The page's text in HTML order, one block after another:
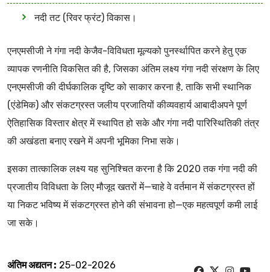
नदी तट (रिवर फ्रंट) विकास।
एनएमसीजी ने गंगा नदी केजैव-विविधता मूल्यको पुनर्स्थापित करने हेतु एक
व्यापक रणनीति विकसित की है, जिसका अंतिम लक्ष्य गंगा नदी संरक्षण के लिए
एनएमसीजी की दीर्घकालिक दृष्टि को साकार करना है, ताकि सभी स्थानिक
(एंडेमिक) और संकटग्रस्त जलीय प्रजातियों कीव्यवहार्य आबादीअपने पूर्ण
ऐतिहासिक विस्तार क्षेत्र में स्थापित हो सके और गंगा नदी पारिस्थितिकी तंत्र
की अखंडता बनाए रखने में अपनी भूमिका निभा सके।
इसका तात्कालिक लक्ष्य यह सुनिश्चित करना है कि 2020 तक गंगा नदी की
प्रजातीय विविधता के लिए मौजूद खतरों में—चाहे वे वर्तमान में संकटग्रस्त हों
या निकट भविष्य में संकटग्रस्त होने की संभावना हो—एक महत्वपूर्ण कमी लाई
जा सके।
अंतिम अद्यतन : 25-02-2026